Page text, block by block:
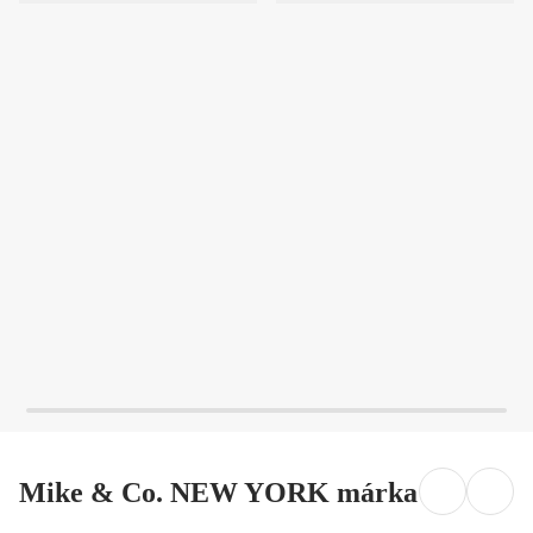
Mike & Co. NEW YORK márka